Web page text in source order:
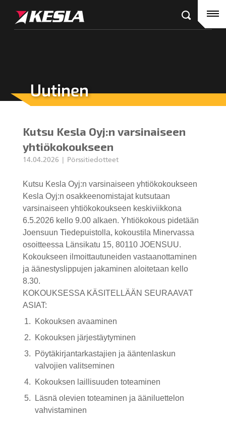
Etusivu
Puutavaranosturit
Kahmarit II
Harvesterikourat
Metsäkonenosturit
Perävaunut
Sykeprosessori
KESLA-jälleenmyyjät
KESLA Defence
FI
Uutinen
Kutsu Kesla Oyj:n varsinaiseen
yhtiökokoukseen
14.04.2026 Pörssitiedotteet
Kutsu Kesla Oyj:n varsinaiseen yhtiökokoukseen
Kesla Oyj:n osakkeenomistajat kutsutaan
varsinaiseen yhtiökokoukseen keskiviikkona
6.5.2026 kello 9.00 alkaen. Yhtiökokous pidetään
Joensuun Tiedepuistolla, kokoustila Minervassa
osoitteessa Länsikatu 15, 80110 JOENSUU.
Kokoukseen ilmoittautuneiden vastaanottaminen
ja äänestyslippujen jakaminen aloitetaan kello
8.30.
KOKOUKSESSA KÄSITELLÄÄN SEURAAVAT
ASIAT:
Kokouksen avaaminen
Kokouksen järjestäytyminen
Pöytäkirjantarkastajien ja ääntenlaskun
valvojien valitseminen
Kokouksen laillisuuden toteaminen
Läsnä olevien toteaminen ja ääniluettelon
vahvistaminen